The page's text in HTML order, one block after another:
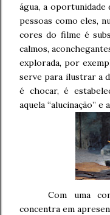
água, a oportunidade
pessoas como eles,
cores do filme é
calmos,
explorada, por
serve para ilustrar a
é chocar, é
aquela “alucinação” e
Com uma
concentra em